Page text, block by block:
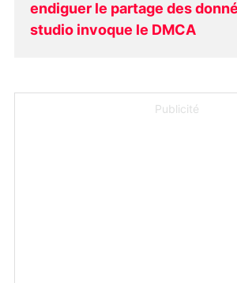
endiguer le partage des
studio invoque le DMCA
Publicité